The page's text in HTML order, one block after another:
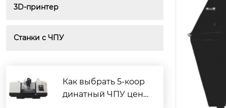
3D-принтер
Станки с ЧПУ
Как выбрать 5-коор
динатный ЧПУ цент